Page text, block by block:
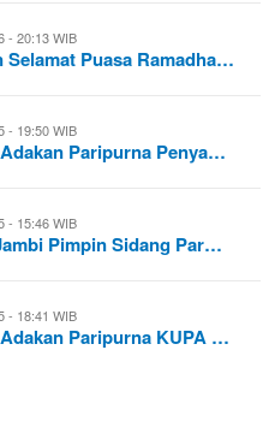
- 20:13 WIB
Selamat Puasa Ramadha…
- 19:50 WIB
Paripurna Penya…
- 15:46 WIB
Pimpin Sidang Par…
- 18:41 WIB
Paripurna KUPA …